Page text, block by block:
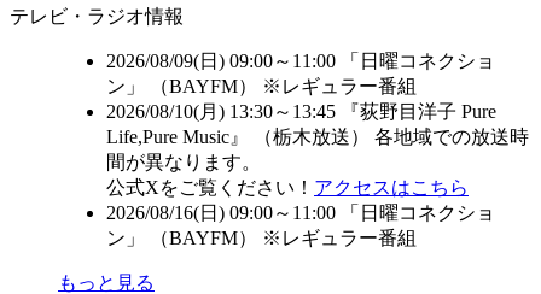
テレビ・ラジオ情報
2026/08/09(日) 09:00～11:00 「日曜コネクショ
ン」 （BAYFM） ※レギュラー番組
2026/08/10(月) 13:30～13:45 『荻野目洋子 Pure
Life,Pure Music』 （栃木放送） 各地域での放送時
間が異なります。
公式Xをご覧ください！ アクセスはこちら
2026/08/16(日) 09:00～11:00 「日曜コネクショ
ン」 （BAYFM） ※レギュラー番組
もっと見る